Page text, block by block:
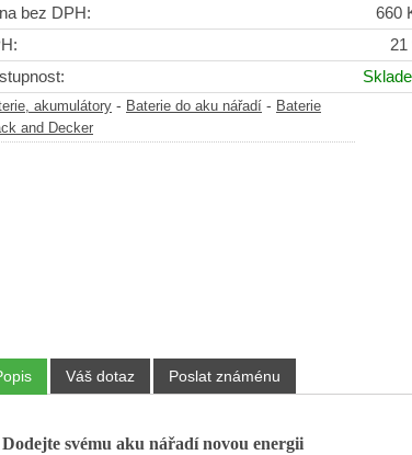
bez DPH:
660
21
akumulátory - Baterie do aku nářadí - Baterie
and Decker
Váš dotaz Poslat známénu
Dodejte svému aku nářadí novou energii